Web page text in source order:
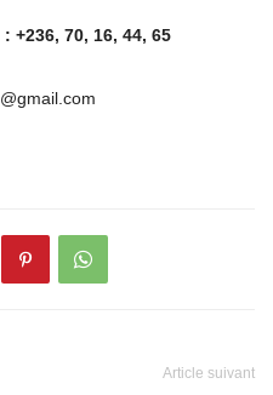
+236, 70, 16, 44, 65
Article suivant